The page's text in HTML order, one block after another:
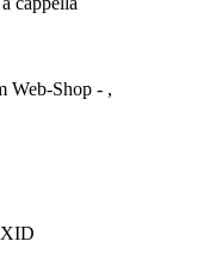
Web-Shop - ,